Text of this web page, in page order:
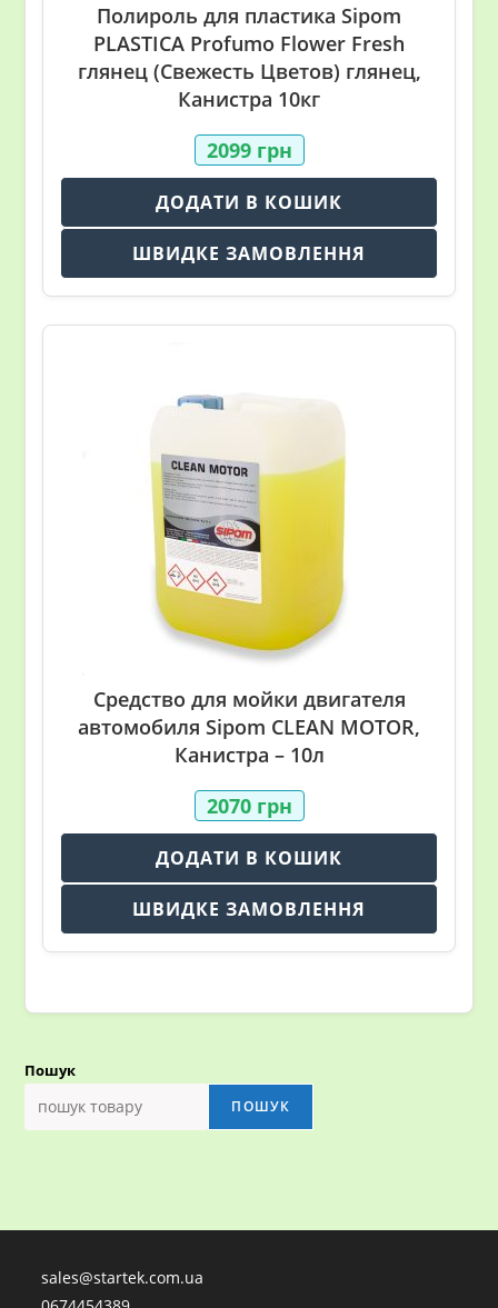
Полироль для пластика Sipom
PLASTICA Profumo Flower Fresh
глянец (Свежесть Цветов) глянец,
Канистра 10кг
2099 грн
ДОДАТИ В КОШИК
ШВИДКЕ ЗАМОВЛЕННЯ
Средство для мойки двигателя
автомобиля Sipom CLEAN MOTOR,
Канистра – 10л
2070 грн
ДОДАТИ В КОШИК
ШВИДКЕ ЗАМОВЛЕННЯ
Пошук
ПОШУК
sales@startek.com.ua